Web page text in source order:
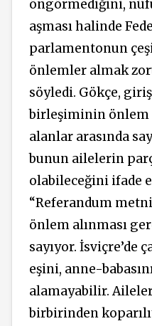
öngörmediğini,
aşması halinde
parlamentonun
önlemler almak
söyledi. Gökçe,
birleşiminin önlem
alanlar arasında
bunun ailelerin
olabileceğini ifade
“Referandum
önlem alınması
sayıyor. İsviçre’de
eşini, anne-
alamayabilir.
birbirinden